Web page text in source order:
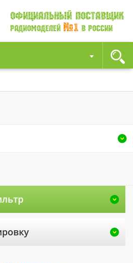
Официальный поставщик
Радиомоделей №1 в России